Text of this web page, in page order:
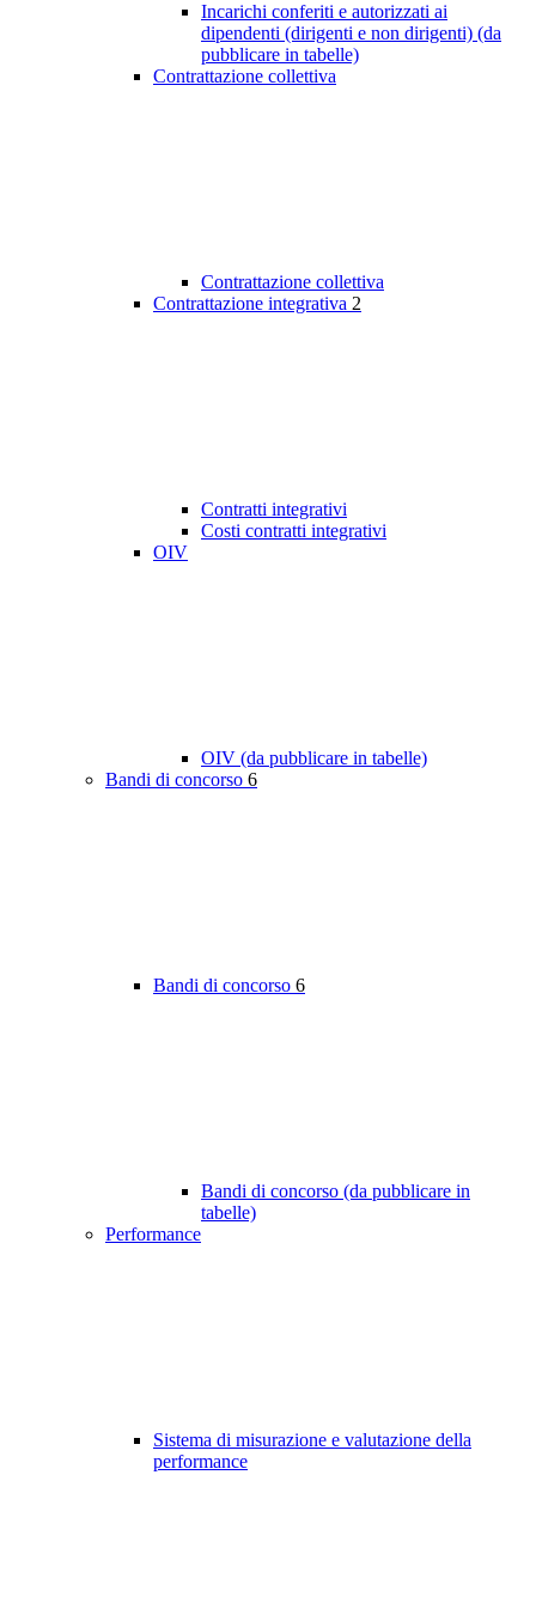
Incarichi conferiti e autorizzati ai
dipendenti (dirigenti e non dirigenti) (da
pubblicare in tabelle)
Contrattazione collettiva
Contrattazione collettiva
Contrattazione integrativa 2
Contratti integrativi
Costi contratti integrativi
OIV
OIV (da pubblicare in tabelle)
Bandi di concorso 6
Bandi di concorso 6
Bandi di concorso (da pubblicare in
tabelle)
Performance
Sistema di misurazione e valutazione della
performance